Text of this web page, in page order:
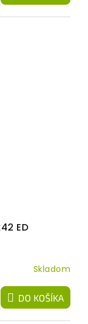
ED
Skladom
DO KOŠÍKA